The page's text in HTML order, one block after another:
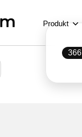
Produkt
366